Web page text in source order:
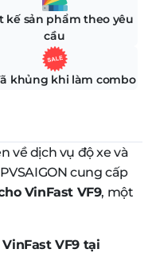
kế sản phẩm theo yêu
cầu
khủng khi làm combo
về dịch vụ độ xe và
cung cấp
VinFast VF9, một
VF9 tại